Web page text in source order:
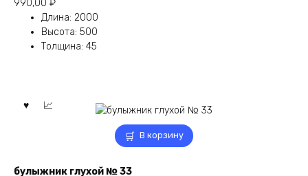
990,00 ₽
Длина: 2000
Высота: 500
Толщина: 45
В корзину
булыжник глухой № 33